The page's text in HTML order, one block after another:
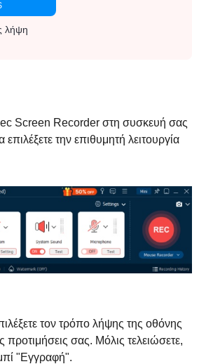
λήψη
Screen Recorder στη συσκευή σας
επιλέξετε την επιθυμητή λειτουργία
τον τρόπο λήψης της οθόνης
σας. Μόλις τελειώσετε,
"Εγγραφή".